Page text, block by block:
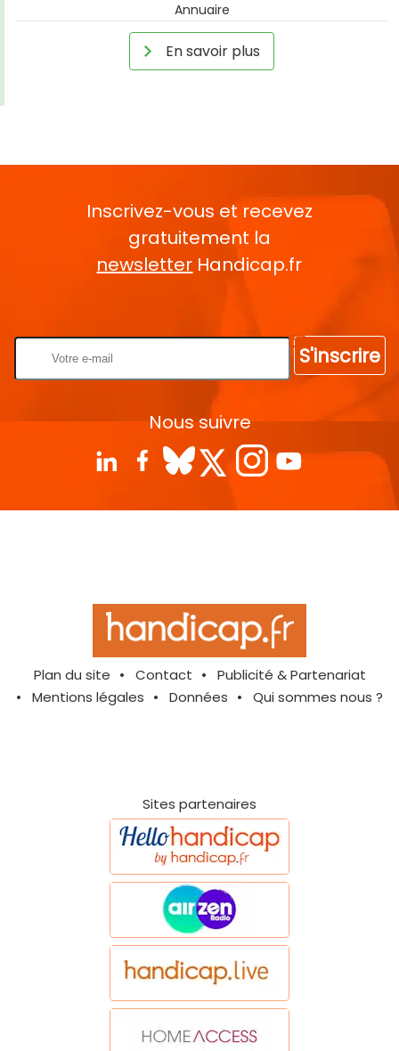
Annuaire
En savoir plus
Inscrivez-vous et recevez
gratuitement la
newsletter Handicap.fr
S'inscrire
Nous suivre
Plan du site Contact
Publicité & Partenariat
Mentions légales
Données Qui sommes nous ?
Sites partenaires